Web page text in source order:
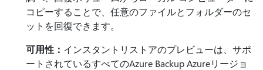
コピーすることで、任意のファイルとフォルダーのセ
ットを回復できます。
可用性： インスタントリストアのプレビューは、サポ
ートされているすべてのAzure Backup Azureリージョ